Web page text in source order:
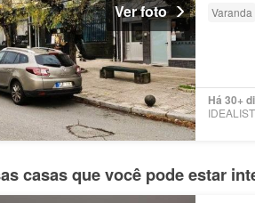
Ver foto
Varanda
Há 30+
casas que você pode estar